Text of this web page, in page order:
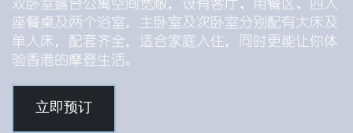
座餐桌及两个浴室，主卧室及次卧室分别配有大床及
单人床，配套齐全，适合家庭入住，同时更能让你体
验香港的摩登生活。
立即预订